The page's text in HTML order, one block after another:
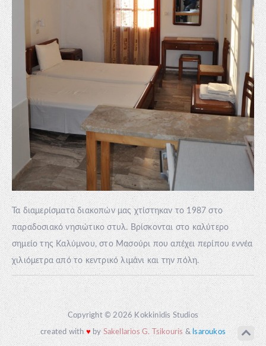
Τα διαμερίσματα διακοπών μας χτίστηκαν το 1987 στο
παραδοσιακό νησιώτικο στυλ. Βρίσκονται στο καλύτερο
σημείο της Καλύμνου, στο Μασούρι που απέχει περίπου εννέα
χιλιόμετρα από το κεντρικό λιμάνι και την πόλη.
Copyright © 2026 Kokkinidis Studios
created with♥ bySakellarios G. Tsikouris& lsaroukos